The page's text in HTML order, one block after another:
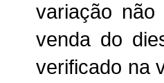
variação
venda do
verificado na